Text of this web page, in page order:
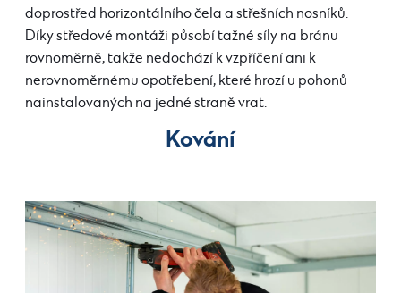
doprostřed horizontálního čela a střešních nosníků.
Díky středové montáži působí tažné síly na bránu
rovnoměrně, takže nedochází k vzpříčení ani k
nerovnoměrnému opotřebení, které hrozí u pohonů
nainstalovaných na jedné straně vrat.
Kování